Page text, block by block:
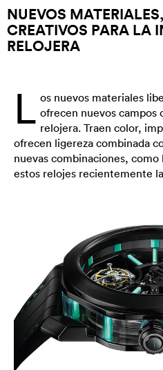
NUEVOS
CREATIVOS PARA LA
RELOJERA
L os nuevos materiales
ofrecen nuevos campos
relojera. Traen color,
ofrecen ligereza combinada
nuevas combinaciones,
estos relojes recientemente